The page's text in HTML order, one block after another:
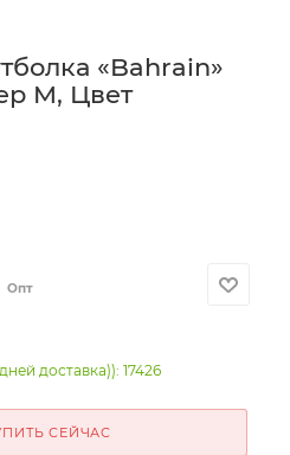
«Bahrain»
M, Цвет
Опт
доставка)): 17426
СЕЙЧАС